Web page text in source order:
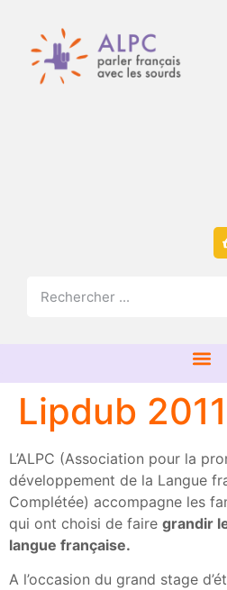
Lipdub 2011
L’ALPC (Association pour la
développement de la Langue
Complétée) accompagne les
qui ont choisi de faire grandir
langue française.
A l’occasion du grand stage